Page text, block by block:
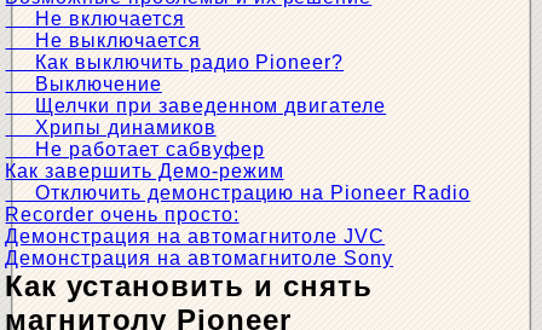
Не включается
Не выключается
Как выключить радио Pioneer?
Выключение
Щелчки при заведенном двигателе
Хрипы динамиков
Не работает сабвуфер
Как завершить Демо-режим
Отключить демонстрацию на Pioneer Radio
Recorder очень просто:
Демонстрация на автомагнитоле JVC
Демонстрация на автомагнитоле Sony
Как установить и снять
магнитолу Pioneer